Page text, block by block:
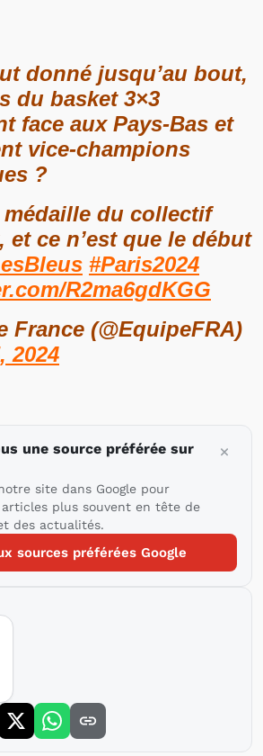
donné jusqu’au bout,
du basket 3×3
face aux Pays-Bas et
vice-champions
?
médaille du collectif
et ce n’est que le début
#Paris2024
R2ma6gdKGG
(@EquipeFRA)
2024
une source préférée sur
site dans Google pour
plus souvent en tête de
des actualités.
sources préférées Google